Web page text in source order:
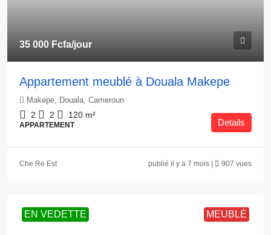
35 000 Fcfa/jour
Appartement meublé à Douala Makepe
Makepe, Douala, Cameroun
2 2 120 m²
APPARTEMENT Details
Che Re Est publié il y a 7 mois | 907 vues
EN VEDETTE MEUBLÉ